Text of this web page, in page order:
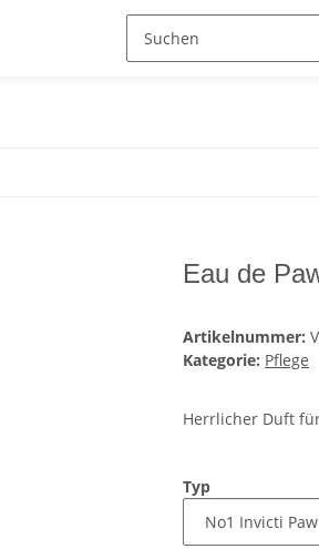
Eau de
Artikelnummer:
Kategorie: Pflege
Herrlicher Duft
Typ